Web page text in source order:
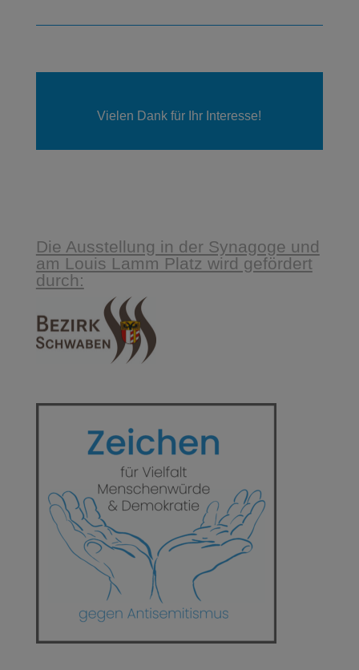
Vielen Dank für Ihr Interesse!
Die Ausstellung in der Synagoge und
am Louis Lamm Platz wird gefördert
durch: